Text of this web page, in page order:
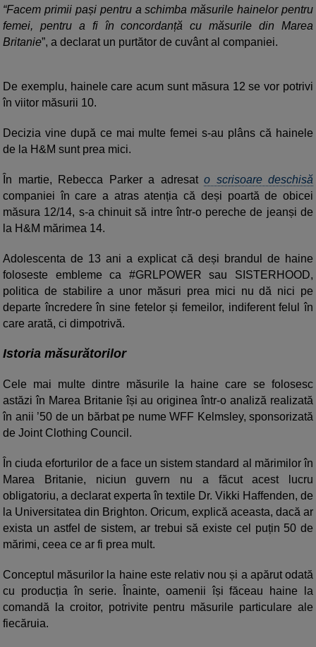
“Facem primii pași pentru a schimba măsurile hainelor pentru
femei, pentru a fi în concordanță cu măsurile din Marea
Britanie”, a declarat un purtător de cuvânt al companiei.
De exemplu, hainele care acum sunt măsura 12 se vor potrivi
în viitor măsurii 10.
Decizia vine după ce mai multe femei s-au plâns că hainele
de la H&M sunt prea mici.
În martie, Rebecca Parker a adresat o scrisoare deschisă
companiei în care a atras atenția că deși poartă de obicei
măsura 12/14, s-a chinuit să intre într-o pereche de jeanși de
la H&M mărimea 14.
Adolescenta de 13 ani a explicat că deși brandul de haine
foloseste embleme ca #GRLPOWER sau SISTERHOOD,
politica de stabilire a unor măsuri prea mici nu dă nici pe
departe încredere în sine fetelor și femeilor, indiferent felul în
care arată, ci dimpotrivă.
Istoria măsurătorilor
Cele mai multe dintre măsurile la haine care se folosesc
astăzi în Marea Britanie își au originea într-o analiză realizată
în anii ’50 de un bărbat pe nume WFF Kelmsley, sponsorizată
de Joint Clothing Council.
În ciuda eforturilor de a face un sistem standard al mărimilor în
Marea Britanie, niciun guvern nu a făcut acest lucru
obligatoriu, a declarat experta în textile Dr. Vikki Haffenden, de
la Universitatea din Brighton. Oricum, explică aceasta, dacă ar
exista un astfel de sistem, ar trebui să existe cel puțin 50 de
mărimi, ceea ce ar fi prea mult.
Conceptul măsurilor la haine este relativ nou și a apărut odată
cu producția în serie. Înainte, oamenii își făceau haine la
comandă la croitor, potrivite pentru măsurile particulare ale
fiecăruia.